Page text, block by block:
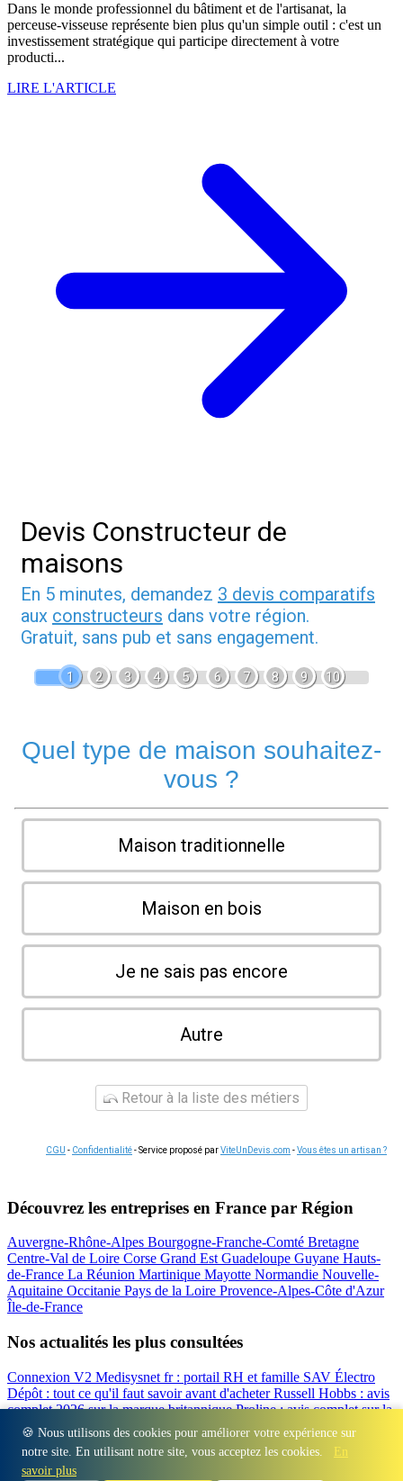
🍪 Nous utilisons des cookies pour améliorer votre expérience sur
notre site. En utilisant notre site, vous acceptez les cookies.
En
savoir plus
Dans le monde professionnel du bâtiment et de l'artisanat, la
perceuse-visseuse représente bien plus qu'un simple outil : c'est un
investissement stratégique qui participe directement à votre
producti...
LIRE L'ARTICLE
Devis Constructeur de
maisons
En 5 minutes, demandez 3 devis comparatifs
aux constructeurs dans votre région.
Gratuit, sans pub et sans engagement.
1 2 3 4 5 6 7 8 9 10
Quel type de maison souhaitez-
vous ?
Maison traditionnelle
Maison en bois
Je ne sais pas encore
Autre
Retour à la liste des métiers
CGU - Confidentialité- Service proposé parViteUnDevis.com -Vous êtes un artisan ?
Découvrez les entreprises en France par Région
Auvergne-Rhône-Alpes Bourgogne-Franche-Comté Bretagne
Centre-Val de Loire Corse Grand EstGuadeloupe Guyane Hauts-
de-France La Réunion Martinique Mayotte Normandie Nouvelle-
Aquitaine Occitanie Pays de la Loire Provence-Alpes-Côte d'Azur
Île-de-France
Nos actualités les plus consultées
Connexion V2 Medisysnet fr : portail RH et famille SAV Électro
Dépôt : tout ce qu'il faut savoir avant d'acheterRussell Hobbs : avis
complet 2026 sur la marque britanniqueProline : avis complet sur la
marque d'électroménagerValberg avis 2026 : notre test complet de
la marque Beko : Avis sur la marque turque d'électroménager
Régions - Départements - Villes - Entreprises - Marques Contact
Espace presse